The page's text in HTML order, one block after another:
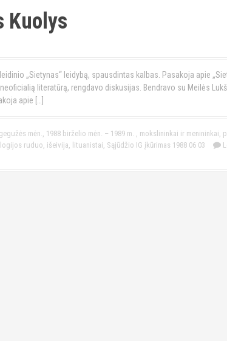
Kuolys
„Sietynas“ leidybą, spausdintas kalbas. Pasakoja apie
literatūrą, rengdavo diskusijas. Bendravo su Meilės
apie […]
mėn., 1988 birželio mėn. – 1989 m. , mokslininkai ir menininkai,
ruduo, išeivija, lituanistai, Sąjūdžio IG įkūrimas 1988 06 03